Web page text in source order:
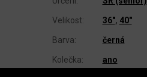
Velikost: 36", 40"
Barva: černá
Kolečka: ano